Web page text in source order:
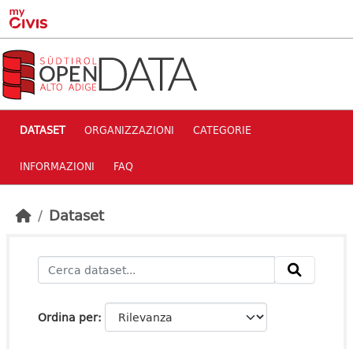
Skip to main content
DATASET ORGANIZZAZIONI CATEGORIE
INFORMAZIONI FAQ
Dataset
Ordina per